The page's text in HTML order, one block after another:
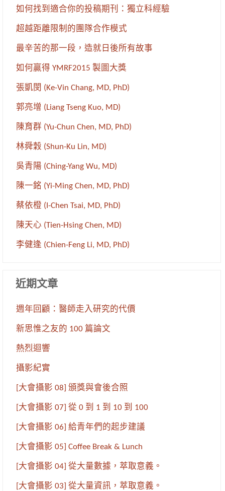
如何找到適合你的投稿期刊：獨立科經驗
超越距離限制的團隊合作模式
最辛苦的那一段，造就日後所有故事
如何贏得 YMRF2015 製圖大獎
張凱閔 (Ke-Vin Chang, MD, PhD)
郭亮增 (Liang Tseng Kuo, MD)
陳育群 (Yu-Chun Chen, MD, PhD)
林舜穀 (Shun-Ku Lin, MD)
吳青陽 (Ching-Yang Wu, MD)
陳一銘 (Yi-Ming Chen, MD, PhD)
蔡依橙 (I-Chen Tsai, MD, PhD)
陳天心 (Tien-Hsing Chen, MD)
李健逢 (Chien-Feng Li, MD, PhD)
近期文章
週年回顧：醫師走入研究的代價
新思惟之友的 100 篇論文
熱烈迴響
攝影紀實
[大會攝影 08] 頒獎與會後合照
[大會攝影 07] 從 0 到 1 到 10 到 100
[大會攝影 06] 給青年們的起步建議
[大會攝影 05] Coffee Break & Lunch
[大會攝影 04] 從大量數據，萃取意義。
[大會攝影 03] 從大量資訊，萃取意義。